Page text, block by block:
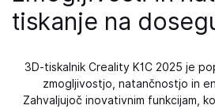
tiskanje na
3D-tiskalnik Creality K1C 2025 je
zmogljivostjo, natančnostjo in
Zahvaljujoč inovativnim funkcijam,